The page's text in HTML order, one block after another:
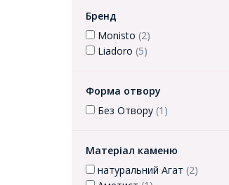
Бренд
Monisto (2)
Liadoro (5)
Форма отвору
Без Отвору (1)
Матеріал каменю
натуральний Агат (2)